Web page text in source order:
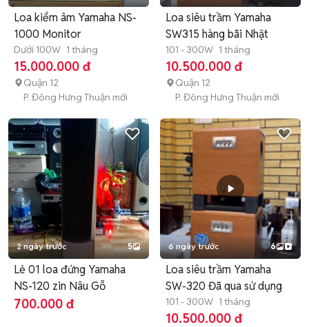
Loa kiểm âm Yamaha NS-
1000 Monitor
Dưới 100W 1 tháng
15.000.000 đ
Quận 12
P. Đông Hưng Thuận mới
Loa siêu trầm Yamaha
SW315 hàng bãi Nhật
101 - 300W 1 tháng
10.500.000 đ
Quận 12
P. Đông Hưng Thuận mới
2 ngày trước 5
Lẻ 01 loa đứng Yamaha
NS-120 zin Nâu Gỗ
700.000 đ
6 ngày trước 6
Loa siêu trầm Yamaha
SW-320 Đã qua sử dụng
101 - 300W 1 tháng
10.500.000 đ